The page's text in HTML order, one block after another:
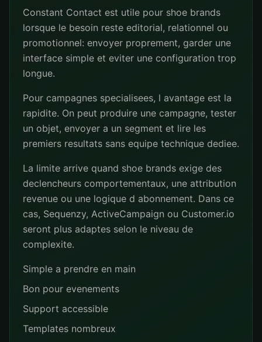
Constant Contact est utile pour shoe brands
lorsque le besoin reste editorial, relationnel ou
promotionnel: envoyer proprement, garder une
interface simple et eviter une configuration trop
longue.
Pour campagnes specialisees, l avantage est la
rapidite. On peut produire une campagne, tester
un objet, envoyer a un segment et lire les
premiers resultats sans equipe technique dediee.
La limite arrive quand shoe brands exige des
declencheurs comportementaux, une attribution
revenue ou une logique d abonnement. Dans ce
cas, Sequenzy, ActiveCampaign ou Customer.io
seront plus adaptes selon le niveau de
complexite.
Simple a prendre en main
Bon pour evenements
Support accessible
Templates nombreux